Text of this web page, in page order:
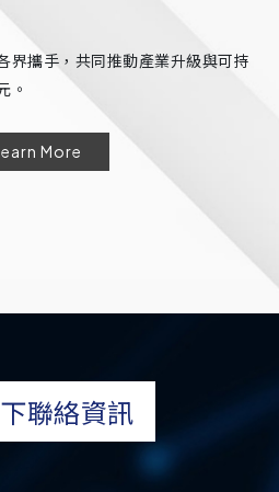
界攜手，共同推動產業升級與可持
。
More
聯絡資訊